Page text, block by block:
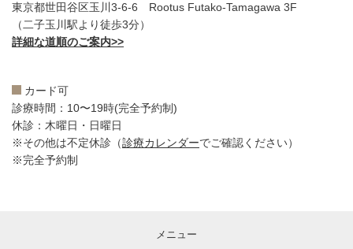
東京都世田谷区玉川3-6-6 Rootus Futako-Tamagawa 3F
（二子玉川駅より徒歩3分）
詳細な道順のご案内>>
カード可
診療時間：10〜19時(完全予約制)
休診：木曜日・日曜日
※その他は不定休診（診療カレンダーでご確認ください）
※完全予約制
メニュー